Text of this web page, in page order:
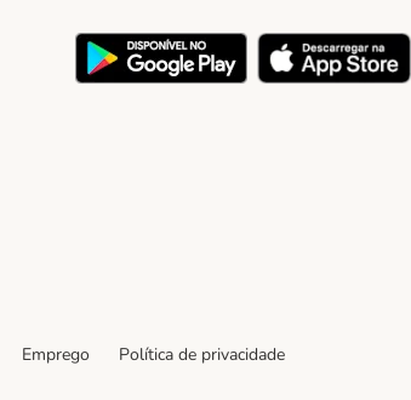
Emprego
Política de privacidade